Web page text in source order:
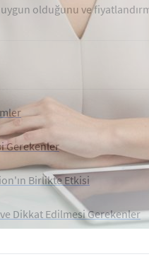
olduğunu ve
Gerekenler
Birlikte Etkisi
ve Dikkat Edilmesi Gerekenler